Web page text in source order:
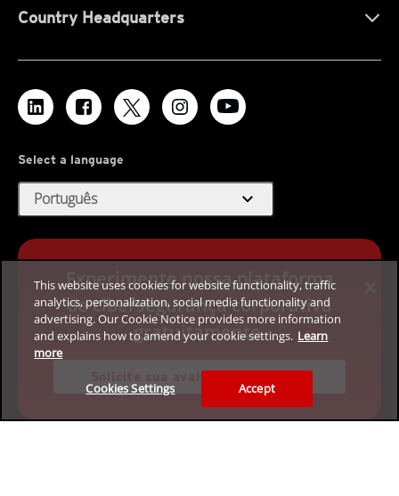
Country Headquarters
Select a language
Português expand_more
Experimente nossa plataforma
de cibersegurança corporativa
gratuitamente.
This website uses cookies for website functionality, traffic
analytics, personalization, social media functionality and
advertising. Our Cookie Notice provides more information
and explains how to amend your cookie settings. Learn
more
Cookies Settings Accept